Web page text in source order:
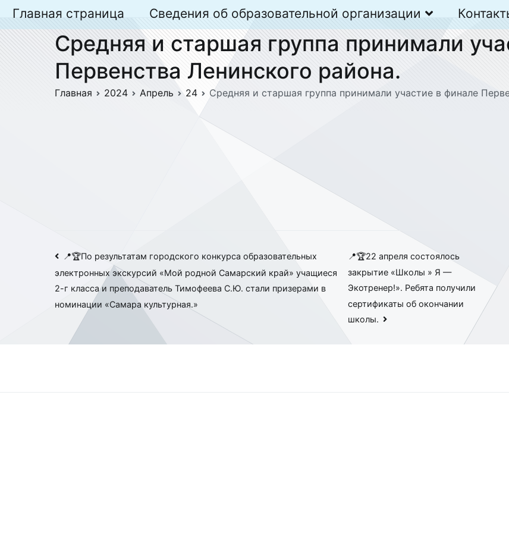
Перейти
содержимому
Главная страница Сведения об образовательной организации
Средняя и старшая группа принимали
Первенства Ленинского района.
Главная 2024 Апрель 24 Средняя и старшая группа принимали участие в финале
Навигация
по
записям
📍🏆По результатам городского конкурса образовательных
электронных экскурсий «Мой родной Самарский край» учащиеся
2-г класса и преподаватель Тимофеева С.Ю. стали призерами в
номинации «Самара культурная.»
📍🏆22 апреля состоялось
закрытие «Школы » Я —
Экотренер!». Ребята получили
сертификаты об окончании
школы.